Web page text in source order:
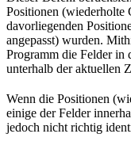
Positionen (wiederholte
davorliegenden
angepasst) wurden.
Programm die Felder in
unterhalb der aktuellen
Wenn die Positionen
einige der Felder
jedoch nicht richtig